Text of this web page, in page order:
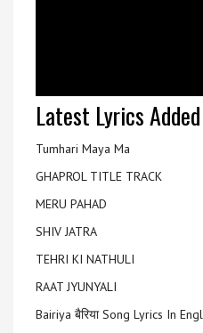
Latest Lyrics Added
Tumhari Maya Ma
GHAPROL TITLE TRACK
MERU PAHAD
SHIV JATRA
TEHRI KI NATHULI
RAAT JYUNYALI
Bairiya बैरिया Song Lyrics In